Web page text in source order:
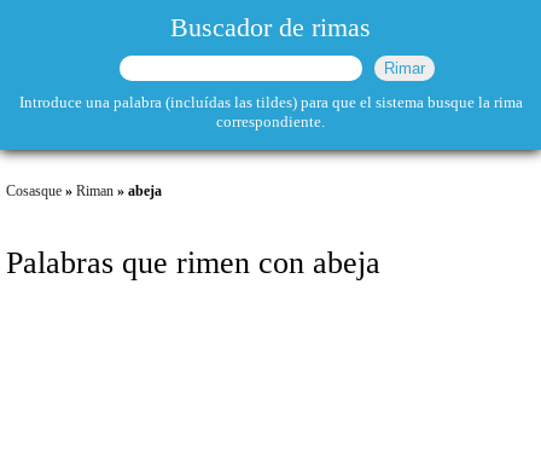
Buscador de rimas
Introduce una palabra (incluídas las tildes) para que el sistema busque la rima
correspondiente.
Cosasque » Riman » abeja
Palabras que rimen con abeja